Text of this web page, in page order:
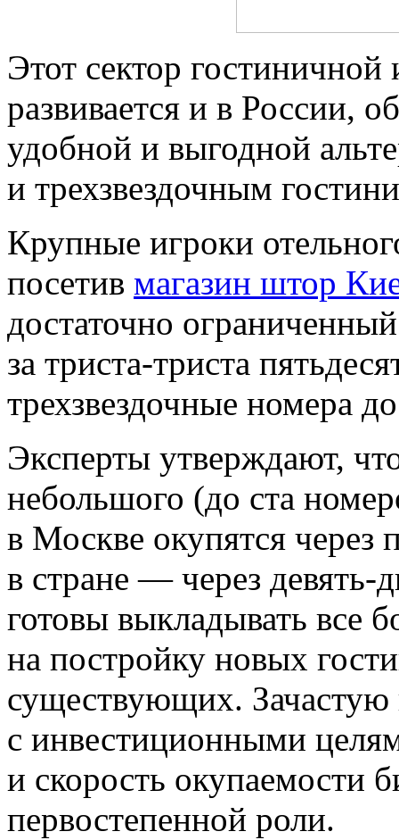
Этот сектор
развивается и в России,
удобной и выгодной
и трехзвездочным
Крупные игроки
посетив магазин штор
достаточно
за триста-триста
трехзвездочные номера
Эксперты утверждают,
небольшого (до ста
в Москве окупятся через
в стране — через девять-
готовы выкладывать все
на постройку новых
существующих. Зачастую
с инвестиционными
и скорость окупаемости
первостепенной роли.